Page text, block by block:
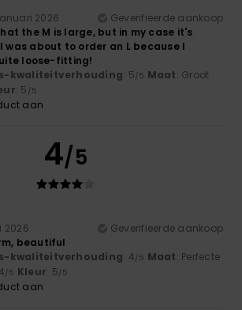
2026
Geverifieerde aankoop
the M is large, but in my case it's
about to order an L because I
loose-fitting!
kwaliteitverhouding: 5/5 Maat: Groot
: 5 /5
aan
4/5
2026
Geverifieerde aankoop
beautiful
kwaliteitverhouding: 4/5 Maat: Perfecte
/5 Kleur: 5/5
aan